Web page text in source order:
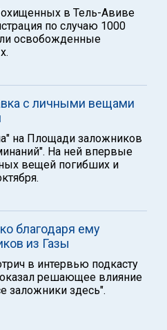
в Тель-Авиве
по случаю 1000
освобожденные
с личными вещами
на Площади заложников
На ней впервые
вещей погибших и
благодаря ему
из Газы
в интервью подкасту
решающее влияние
заложники здесь".